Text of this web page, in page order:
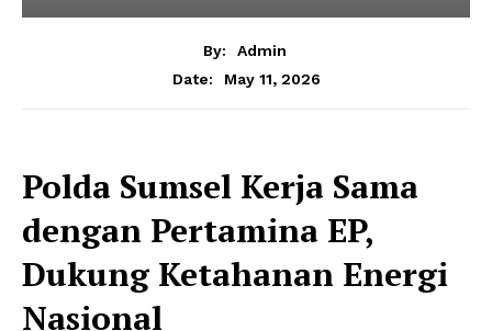
By:
Admin
Date:
May 11, 2026
Polda Sumsel Kerja Sama
dengan Pertamina EP,
Dukung Ketahanan Energi
Nasional